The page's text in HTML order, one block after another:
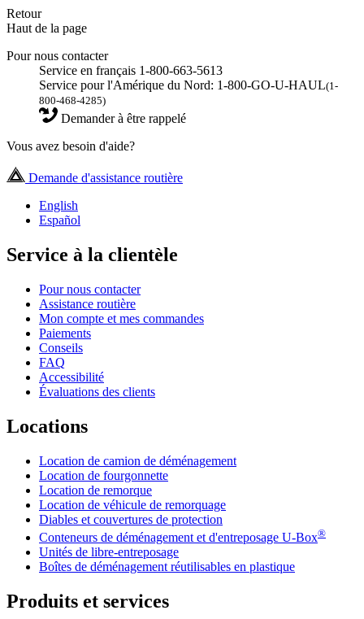
Retour
Haut de la page
Pour nous contacter
Service en français 1-800-663-5613
Service pour l'Amérique du Nord: 1-800-GO-U-HAUL(1-
800-468-4285)
Demander à être rappelé
Vous avez besoin d'aide?
Demande d'assistance routière
English
Español
Service à la clientèle
Pour nous contacter
Assistance routière
Mon compte et mes commandes
Paiements
Conseils
FAQ
Accessibilité
Évaluations des clients
Locations
Location de camion de déménagement
Location de fourgonnette
Location de remorque
Location de véhicule de remorquage
Diables et couvertures de protection
Conteneurs de déménagement et d'entreposage U-Box®
Unités de libre-entreposage
Boîtes de déménagement réutilisables en plastique
Produits et services